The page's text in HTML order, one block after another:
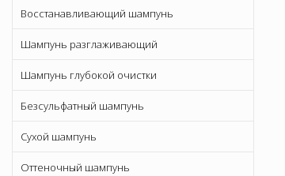
Восстанавливающий шампунь
Шампунь разглаживающий
Шампунь глубокой очистки
Безсульфатный шампунь
Сухой шампунь
Оттеночный шампунь